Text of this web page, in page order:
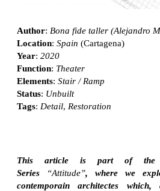
Author: Bona fide taller (Alejandro
Location: Spain (Cartagena)
Year: 2020
Function: Theater
Elements: Stair / Ramp
Status: Unbuilt
Tags: Detail, Restoration
This article is part of the
Series
“Attitude”, where we
contemporain architectes which,